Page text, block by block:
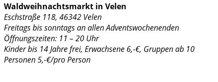
Waldweihnachtsmarkt in Velen
Eschstraße 118, 46342 Velen
Freitags bis sonntags an allen Adventswochenenden
Öffnungszeiten: 11 – 20 Uhr
Kinder bis 14 Jahre frei, Erwachsene 6,-€, Gruppen ab 10
Personen 5,-€/pro Person